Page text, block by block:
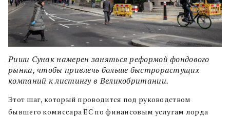
Риши Сунак намерен заняться реформой фондового
рынка, чтобы привлечь больше быстрорастущих
компаний к листингу в Великобритании.
Этот шаг, который проводится под руководством
бывшего комиссара ЕС по финансовым услугам лорда